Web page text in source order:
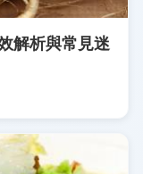
解析與常見迷